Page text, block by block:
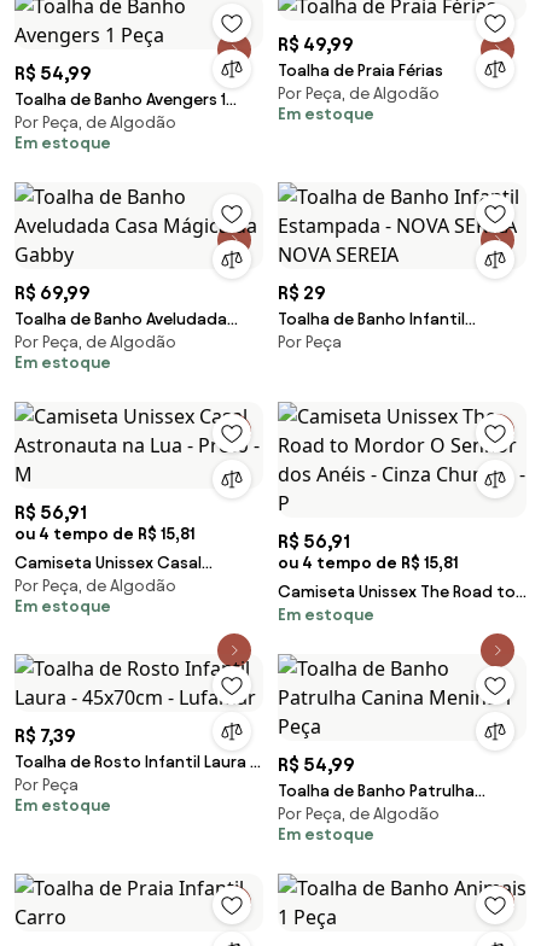
R$ 54,99
Toalha de Banho Avengers 1
Peça
Por Peça, de Algodão
Em estoque
R$ 49,99
Toalha de Praia Férias
Por Peça, de Algodão
Em estoque
R$ 69,99
Toalha de Banho Aveludada
Casa Mágica da Gabby
Por Peça, de Algodão
Em estoque
R$ 29
Toalha de Banho Infantil
Estampada - NOVA SEREIA NOVA
Por Peça
R$ 56,91
ou 4 tempo de R$ 15,81
Camiseta Unissex Casal
Astronauta na Lua - Preto - M
Por Peça, de Algodão
Em estoque
R$ 56,91
ou 4 tempo de R$ 15,81
Camiseta Unissex The Road to
Mordor O Senhor dos Anéis -
Em estoque
R$ 7,39
Toalha de Rosto Infantil Laura -
45x70cm - Lufamar
Por Peça
Em estoque
R$ 54,99
Toalha de Banho Patrulha
Canina Menina 1 Peça
Por Peça, de Algodão
Em estoque